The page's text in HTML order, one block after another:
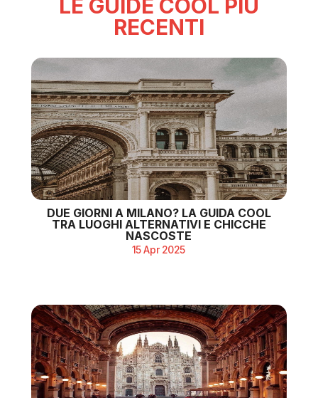
LE GUIDE COOL PIÙ
RECENTI
DUE GIORNI A MILANO? LA GUIDA COOL
TRA LUOGHI ALTERNATIVI E CHICCHE
NASCOSTE
15 Apr 2025